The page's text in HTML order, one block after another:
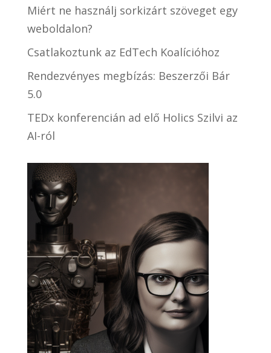
Miért ne használj sorkizárt szöveget egy
weboldalon?
Csatlakoztunk az EdTech Koalícióhoz
Rendezvényes megbízás: Beszerzői Bár
5.0
TEDx konferencián ad elő Holics Szilvi az
AI-ról